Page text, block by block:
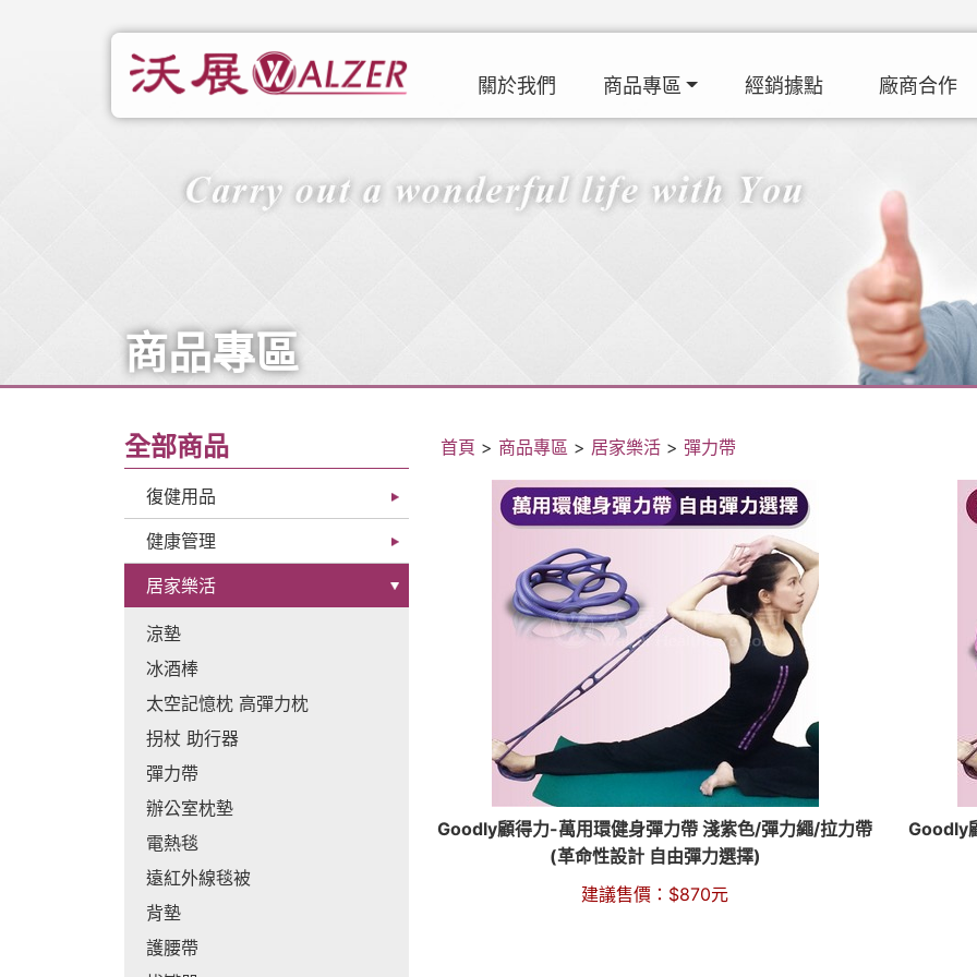
關於我們 商品專區 經銷據點 廠商合作
商品專區
全部商品
復健用品
健康管理
居家樂活
涼墊
冰酒棒
太空記憶枕 高彈力枕
拐杖 助行器
彈力帶
辦公室枕墊
電熱毯
遠紅外線毯被
背墊
護腰帶
首頁 > 商品專區 > 居家樂活 > 彈力帶
Goodly顧得力-萬用環健身彈力帶 淺紫色/彈力繩/拉力帶
(革命性設計 自由彈力選擇)
建議售價： $870元
Goodly